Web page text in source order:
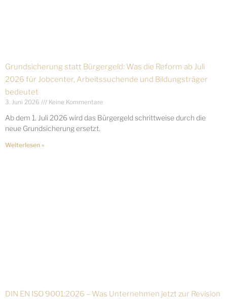
Grundsicherung statt Bürgergeld: Was die Reform ab Juli
2026 für Jobcenter, Arbeitssuchende und Bildungsträger
bedeutet
3. Juni 2026 Keine Kommentare
Ab dem 1. Juli 2026 wird das Bürgergeld schrittweise durch die
neue Grundsicherung ersetzt.
Weiterlesen »
DIN EN ISO 9001:2026 – Was Unternehmen jetzt zur Revision